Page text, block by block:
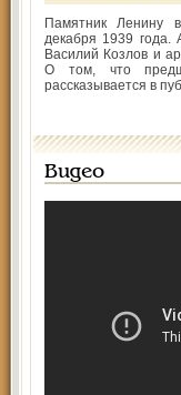
Памятник Ленину
декабря 1939 года.
Василий Козлов и
О том, что
рассказывается в
Видео